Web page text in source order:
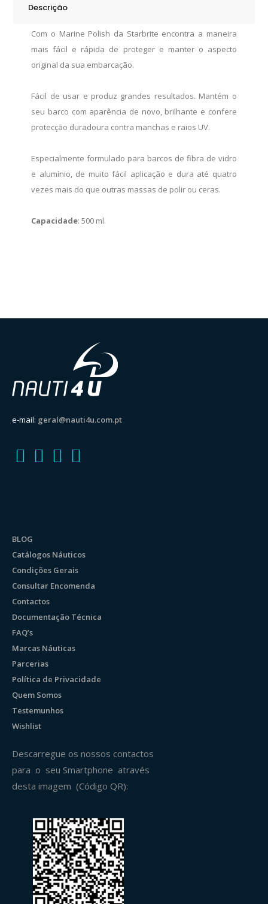
Descrição
Com o Marine Polish da Starbrite encontra a maneira
mais fácil e rápida de proteger e manter o aspecto
original da sua embarcação.
Fácil de usar e produz grandes resultados. Mantém o
seu barco com aparência de novo, brilhante e confere
protecção duradoura contra manchas e raios UV.
Especialmente formulado para barcos de fibra de vidro
e alumínio, de muito fácil aplicação e dura até quatro
vezes mais do que outras massas de polir ou ceras.
Capacidade: 500 ml.
e-mail: geral@nauti4u.com.pt
BLOG
Catálogos Náuticos
Condições Gerais
Consultar Encomenda
Contactos
Documentação Técnica
FAQ’s
Marcas Náuticas
Parcerias
Política de Privacidade
Quem Somos
Testemunhos
Wishlist
Descarregue os nossos contactos
para o seu Smartphone através
desta imagem (Código QR):